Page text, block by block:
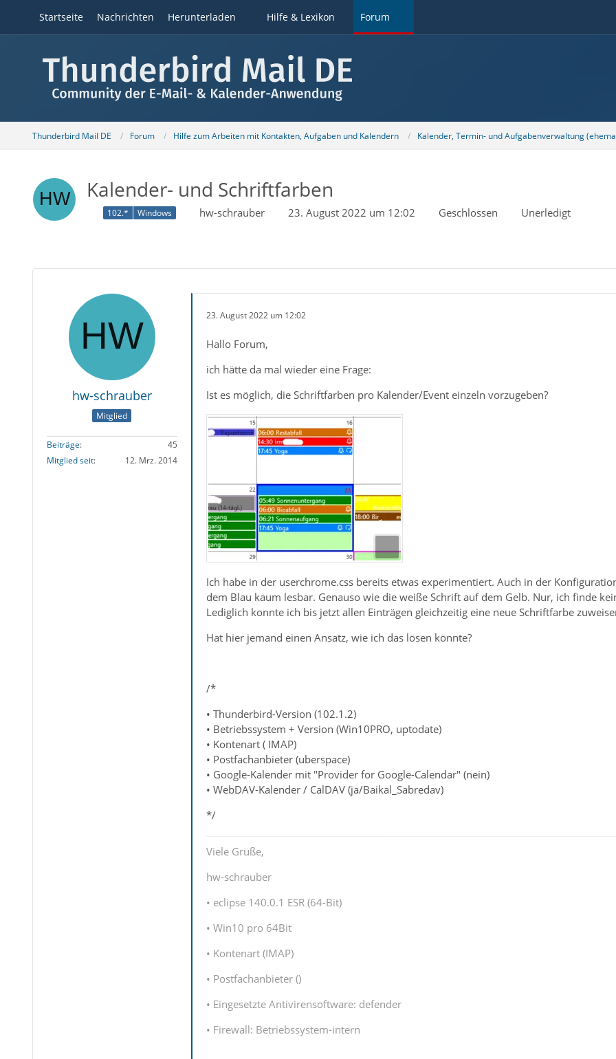
Startseite Nachrichten Herunterladen Hilfe & Lexikon Forum
Thunderbird Mail DE Forum Hilfe zum Arbeiten mit Kontakten, Aufgaben und Kalendern Kalender, Termin- und Aufgabenverwaltung
Kalender- und Schriftfarben
102.* Windows hw-schrauber 23. August 2022 um 12:02 Geschlossen Unerledigt
hw-schrauber
Mitglied
Beiträge
45
Mitglied seit
12. Mrz. 2014
23. August 2022 um 12:02
Hallo Forum,
ich hätte da mal wieder eine Frage:
Ist es möglich, die Schriftfarben pro Kalender/Event einzeln vorzugeben?
Ich habe in der userchrome.css bereits etwas experimentiert. Auch in der
dem Blau kaum lesbar. Genauso wie die weiße Schrift auf dem Gelb. Nur, ich finde
Lediglich konnte ich bis jetzt allen Einträgen gleichzeitig eine neue Schriftfarbe
Hat hier jemand einen Ansatz, wie ich das lösen könnte?
/*
• Thunderbird-Version (102.1.2)
• Betriebssystem + Version (Win10PRO, uptodate)
• Kontenart ( IMAP)
• Postfachanbieter (uberspace)
• Google-Kalender mit "Provider for Google-Calendar" (nein)
• WebDAV-Kalender / CalDAV (ja/Baikal_Sabredav)
*/
Viele Grüße,
hw-schrauber
• eclipse 140.0.1 ESR (64-Bit)
• Win10 pro 64Bit
• Kontenart (IMAP)
• Postfachanbieter ()
• Eingesetzte Antivirensoftware: defender
• Firewall: Betriebssystem-intern